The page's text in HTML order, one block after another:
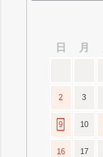
日
月
2 3
9 10
16 17